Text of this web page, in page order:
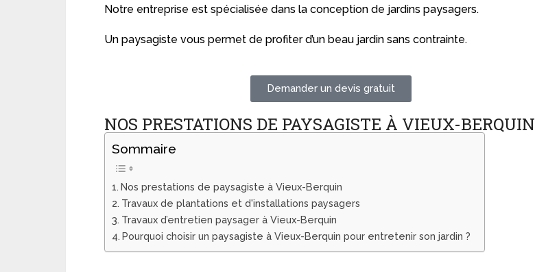
Notre entreprise est spécialisée dans la conception de jardins paysagers.
Un paysagiste vous permet de profiter d’un beau jardin sans contrainte.
Demander un devis gratuit
NOS PRESTATIONS DE PAYSAGISTE À VIEUX-BERQUIN
Sommaire
Nos prestations de paysagiste à Vieux-Berquin
Travaux de plantations et d'installations paysagers
Travaux d’entretien paysager à Vieux-Berquin
Pourquoi choisir un paysagiste à Vieux-Berquin pour entretenir son jardin ?